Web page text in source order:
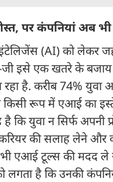
पर कंपनियां अब
(AI) को लेकर जहां
इसे एक खतरे के बजाय
रहा है. करीब 74% युवा
किसी रूप में एआई का
कि युवा न सिर्फ अपनी
की सलाह लेने और
एआई टूल्स की मदद ले
लगता है कि उनकी